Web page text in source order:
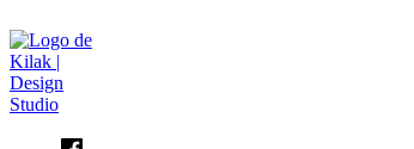
Facebook